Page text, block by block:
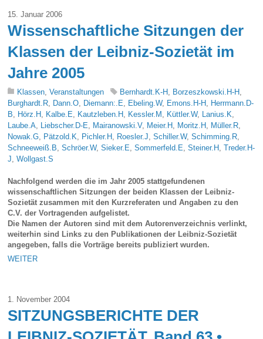
15. Januar 2006
Wissenschaftliche Sitzungen der
Klassen der Leibniz-Sozietät im
Jahre 2005
Klassen ,Veranstaltungen Bernhardt.K-H Borzeszkowski.H-H
Burghardt.R Dann.O Diemann:.E Ebeling.W, Emons.H-H Herrmann.D-
B
Hörz.H Kalbe.E Kautzleben.H Kessler.M Küttler.W, Lanius.K
Laube.A Liebscher.D-E Mairanowski.V, Meier.H Moritz.H Müller.R
Nowak.G Pätzold.K Pichler.H Roesler.J ,Schiller.W,Schimming.R
Schneeweiß.B ,Schröer.W,Sieker.E ,Sommerfeld.E ,Steiner.H ,Treder.H-
J ,Wollgast.S
Nachfolgend werden die im Jahr 2005 stattgefundenen
wissenschaftlichen Sitzungen der beiden Klassen der Leibniz-
Sozietät zusammen mit den Kurzreferaten und Angaben zu den
C.V. der Vortragenden aufgelistet.
Die Namen der Autoren sind mit dem Autorenverzeichnis verlinkt,
weiterhin sind Links zu den Publikationen der Leibniz-Sozietät
angegeben, falls die Vorträge bereits publiziert wurden.
WEITER
1. November 2004
SITZUNGSBERICHTE DER